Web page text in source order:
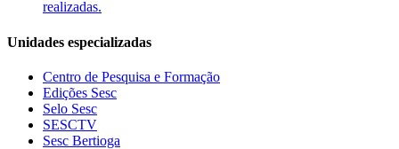
realizadas.
Unidades especializadas
Centro de Pesquisa e Formação
Edições Sesc
Selo Sesc
SESCTV
Sesc Bertioga